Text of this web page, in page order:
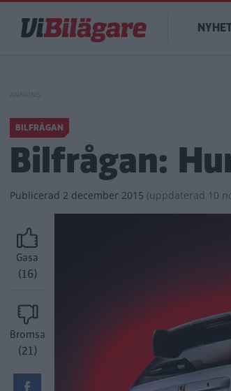
huvudinnehåll
Main
BILFRÅGAN
Bilfrågan:
Publicerad 2 december 2015 (uppdaterad 10
Gasa
(16)
Bromsa
(21)